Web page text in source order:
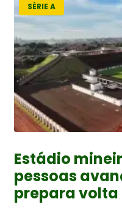
SÉRIE A
Estádio
pessoas
prepara volta